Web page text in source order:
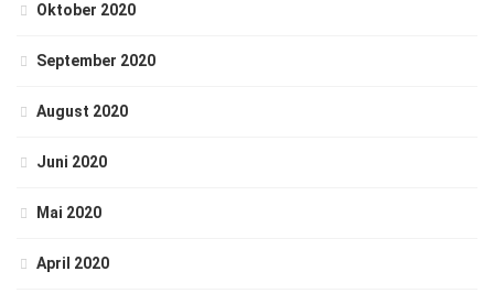
Oktober 2020
September 2020
August 2020
Juni 2020
Mai 2020
April 2020